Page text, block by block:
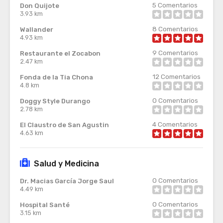
Don Quijote
3.93 km
5 Comentarios
Wallander
4.93 km
8 Comentarios
Restaurante el Zocabon
2.47 km
9 Comentarios
Fonda de la Tia Chona
4.8 km
12 Comentarios
Doggy Style Durango
2.78 km
0 Comentarios
El Claustro de San Agustin
4.63 km
4Comentarios
Salud y Medicina
Dr. Macias García Jorge Saul
4.49 km
0 Comentarios
Hospital Santé
3.15 km
0 Comentarios